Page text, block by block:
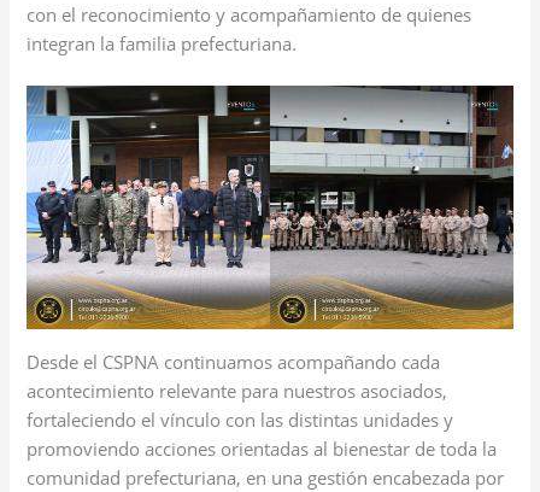
con el reconocimiento y acompañamiento de quienes
integran la familia prefecturiana.
Desde el CSPNA continuamos acompañando cada
acontecimiento relevante para nuestros asociados,
fortaleciendo el vínculo con las distintas unidades y
promoviendo acciones orientadas al bienestar de toda la
comunidad prefecturiana, en una gestión encabezada por